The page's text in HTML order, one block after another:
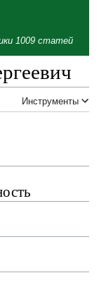
1009 статей
Инструменты